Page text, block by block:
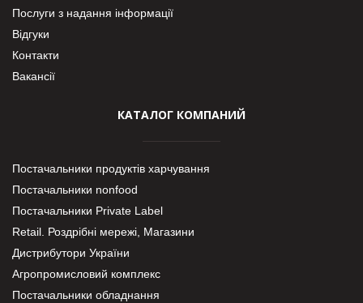
Послуги з надання інформації
Відгуки
Контакти
Вакансії
КАТАЛОГ КОМПАНИЙ
Постачальники продуктів харчування
Постачальники nonfood
Постачальники Private Label
Retail. Роздрібні мережі, Магазини
Дистрибутори України
Агропромисловий комплекс
Постачальники обладнання